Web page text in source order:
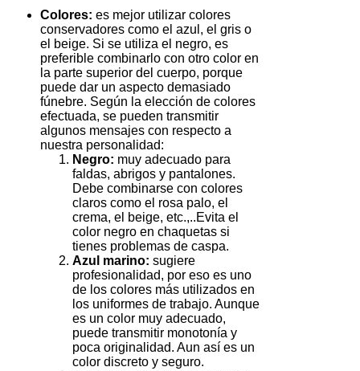
Colores: es mejor utilizar colores
conservadores como el azul, el gris o
el beige. Si se utiliza el negro, es
preferible combinarlo con otro color en
la parte superior del cuerpo, porque
puede dar un aspecto demasiado
fúnebre. Según la elección de colores
efectuada, se pueden transmitir
algunos mensajes con respecto a
nuestra personalidad:
Negro: muy adecuado para
faldas, abrigos y pantalones.
Debe combinarse con colores
claros como el rosa palo, el
crema, el beige, etc.,..Evita el
color negro en chaquetas si
tienes problemas de caspa.
Azul marino: sugiere
profesionalidad, por eso es uno
de los colores más utilizados en
los uniformes de trabajo. Aunque
es un color muy adecuado,
puede transmitir monotonía y
poca originalidad. Aun así es un
color discreto y seguro.